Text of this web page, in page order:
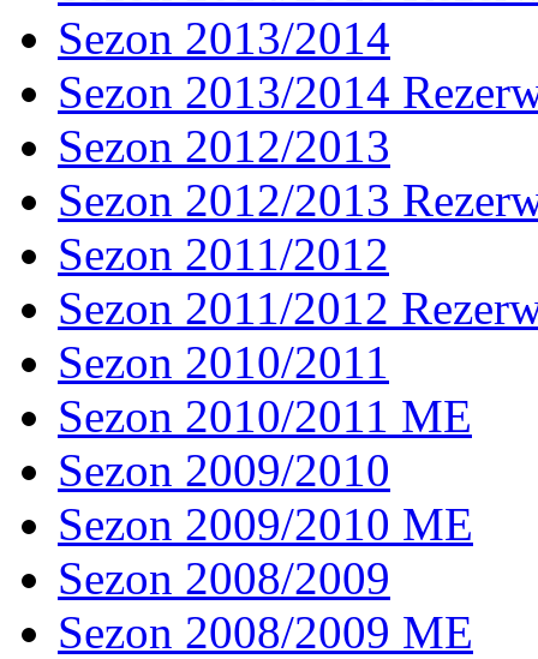
Sezon 2013/2014
Sezon 2013/2014
Sezon 2012/2013
Sezon 2012/2013
Sezon 2011/2012
Sezon 2011/2012
Sezon 2010/2011
Sezon 2010/2011 ME
Sezon 2009/2010
Sezon 2009/2010 ME
Sezon 2008/2009
Sezon 2008/2009 ME